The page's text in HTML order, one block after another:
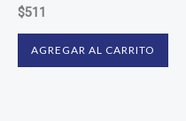
$511
AGREGAR AL CARRITO